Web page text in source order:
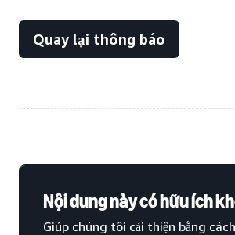
Quay lại thông báo
Nội dung này có hữu ích
Giúp chúng tôi cải thiện bằng